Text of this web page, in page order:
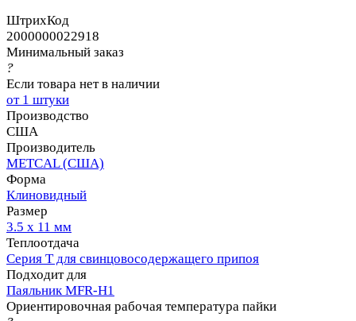
ШтрихКод
2000000022918
Минимальный заказ
?
Если товара нет в наличии
от 1 штуки
Производство
США
Производитель
METCAL (США)
Форма
Клиновидный
Размер
3.5 х 11 мм
Теплоотдача
Серия T для свинцовосодержащего припоя
Подходит для
Паяльник MFR-H1
Ориентировочная рабочая температура пайки